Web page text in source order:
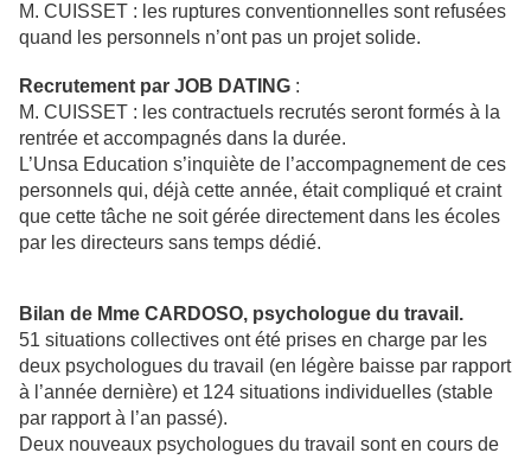
M. CUISSET : les ruptures conventionnelles sont refusées
quand les personnels n’ont pas un projet solide.
Recrutement par JOB DATING :
M. CUISSET : les contractuels recrutés seront formés à la
rentrée et accompagnés dans la durée.
L’Unsa Education s’inquiète de l’accompagnement de ces
personnels qui, déjà cette année, était compliqué et craint
que cette tâche ne soit gérée directement dans les écoles
par les directeurs sans temps dédié.
Bilan de Mme CARDOSO, psychologue du travail.
51 situations collectives ont été prises en charge par les
deux psychologues du travail (en légère baisse par rapport
à l’année dernière) et 124 situations individuelles (stable
par rapport à l’an passé).
Deux nouveaux psychologues du travail sont en cours de